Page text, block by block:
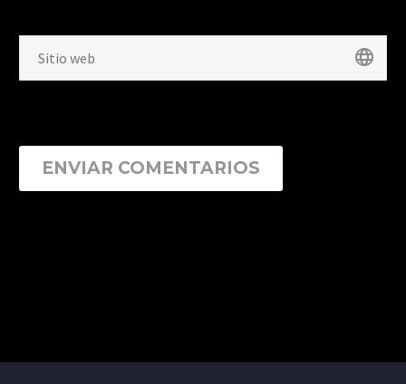
ENVIAR COMENTARIOS